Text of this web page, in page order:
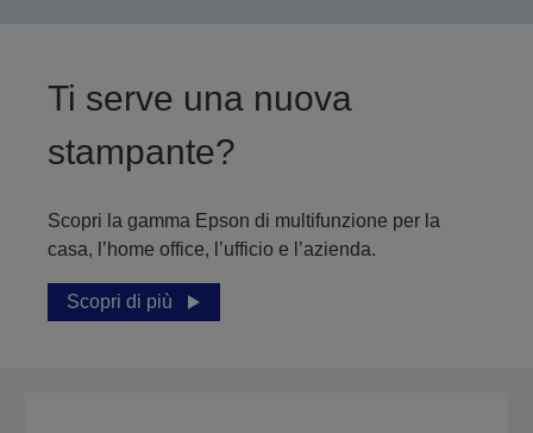
Ti serve una nuova
stampante?
Scopri la gamma Epson di multifunzione per la
casa, l’home office, l’ufficio e l’azienda.
Scopri di più